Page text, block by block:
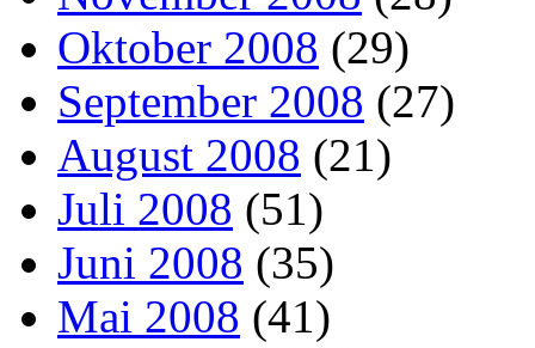
Oktober 2008 (29)
September 2008 (27)
August 2008 (21)
Juli 2008 (51)
Juni 2008 (35)
Mai 2008 (41)